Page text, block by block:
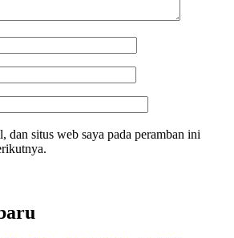
dan situs web saya pada peramban ini